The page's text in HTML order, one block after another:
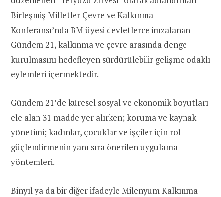
Birleşmiş Milletler Çevre ve Kalkınma
Konferansı’nda BM üyesi devletlerce imzalanan
Gündem 21, kalkınma ve çevre arasında denge
kurulmasını hedefleyen sürdürülebilir gelişme odaklı
eylemleri içermektedir.
Gündem 21’de küresel sosyal ve ekonomik boyutları
ele alan 31 madde yer alırken; koruma ve kaynak
yönetimi; kadınlar, çocuklar ve işçiler için rol
güçlendirmenin yanı sıra önerilen uygulama
yöntemleri.
Binyıl ya da bir diğer ifadeyle Milenyum Kalkınma